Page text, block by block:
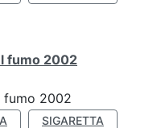
fumo 2002
fumo 2002
SIGARETTA